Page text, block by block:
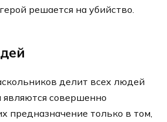
решается на убийство.
делит всех людей
совершенно
предназначение только в том,